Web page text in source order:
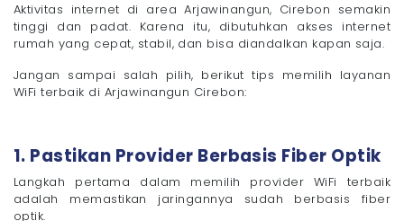
Aktivitas internet di area Arjawinangun, Cirebon semakin
tinggi dan padat. Karena itu, dibutuhkan akses internet
rumah yang cepat, stabil, dan bisa diandalkan kapan saja.
Jangan sampai salah pilih, berikut tips memilih layanan
WiFi terbaik di Arjawinangun Cirebon:
1. Pastikan Provider Berbasis Fiber Optik
Langkah pertama dalam memilih provider WiFi terbaik
adalah memastikan jaringannya sudah berbasis fiber
optik.